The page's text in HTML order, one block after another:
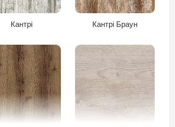
Зелений
Світлі відтінки (наприклад, дуб сонома або
Кантрі Кантрі Браун